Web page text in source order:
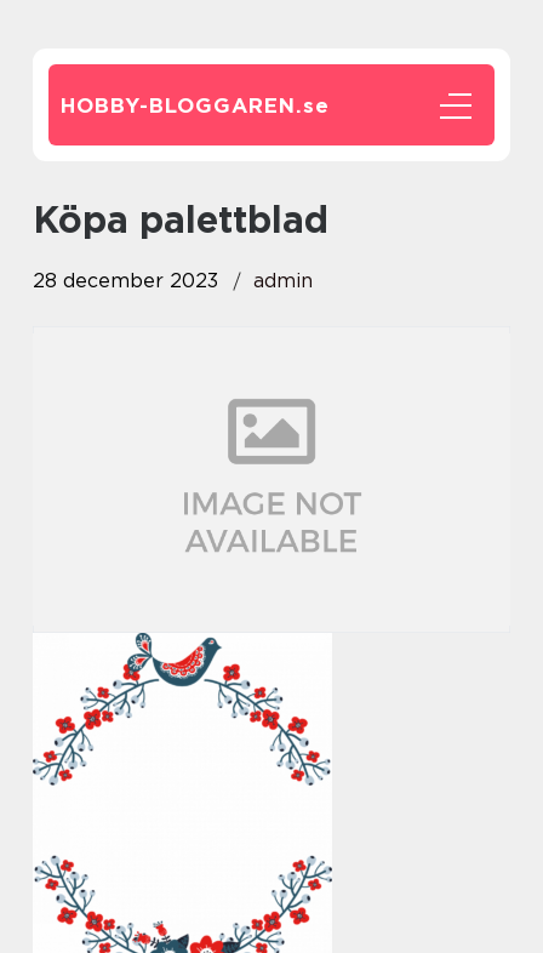
HOBBY-BLOGGAREN.se
köpa palettblad
28 december 2023 admin